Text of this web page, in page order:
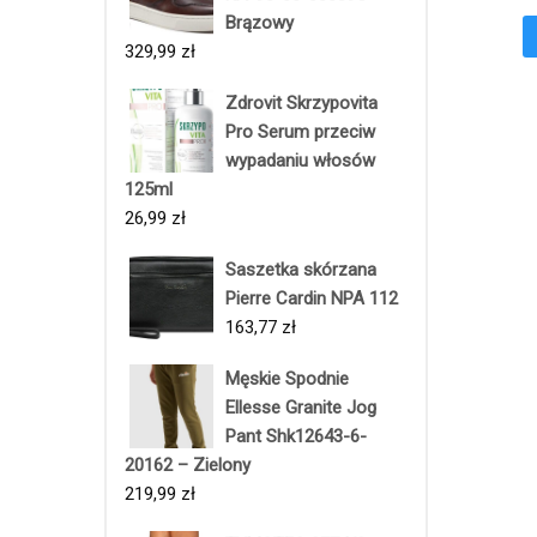
Brązowy
329,99 zł
Zdrovit Skrzypovita
Pro Serum przeciw
wypadaniu włosów
125ml
26,99 zł
Saszetka skórzana
Pierre Cardin NPA 112
163,77 zł
Męskie Spodnie
Ellesse Granite Jog
Pant Shk12643-6-
20162 – Zielony
219,99 zł